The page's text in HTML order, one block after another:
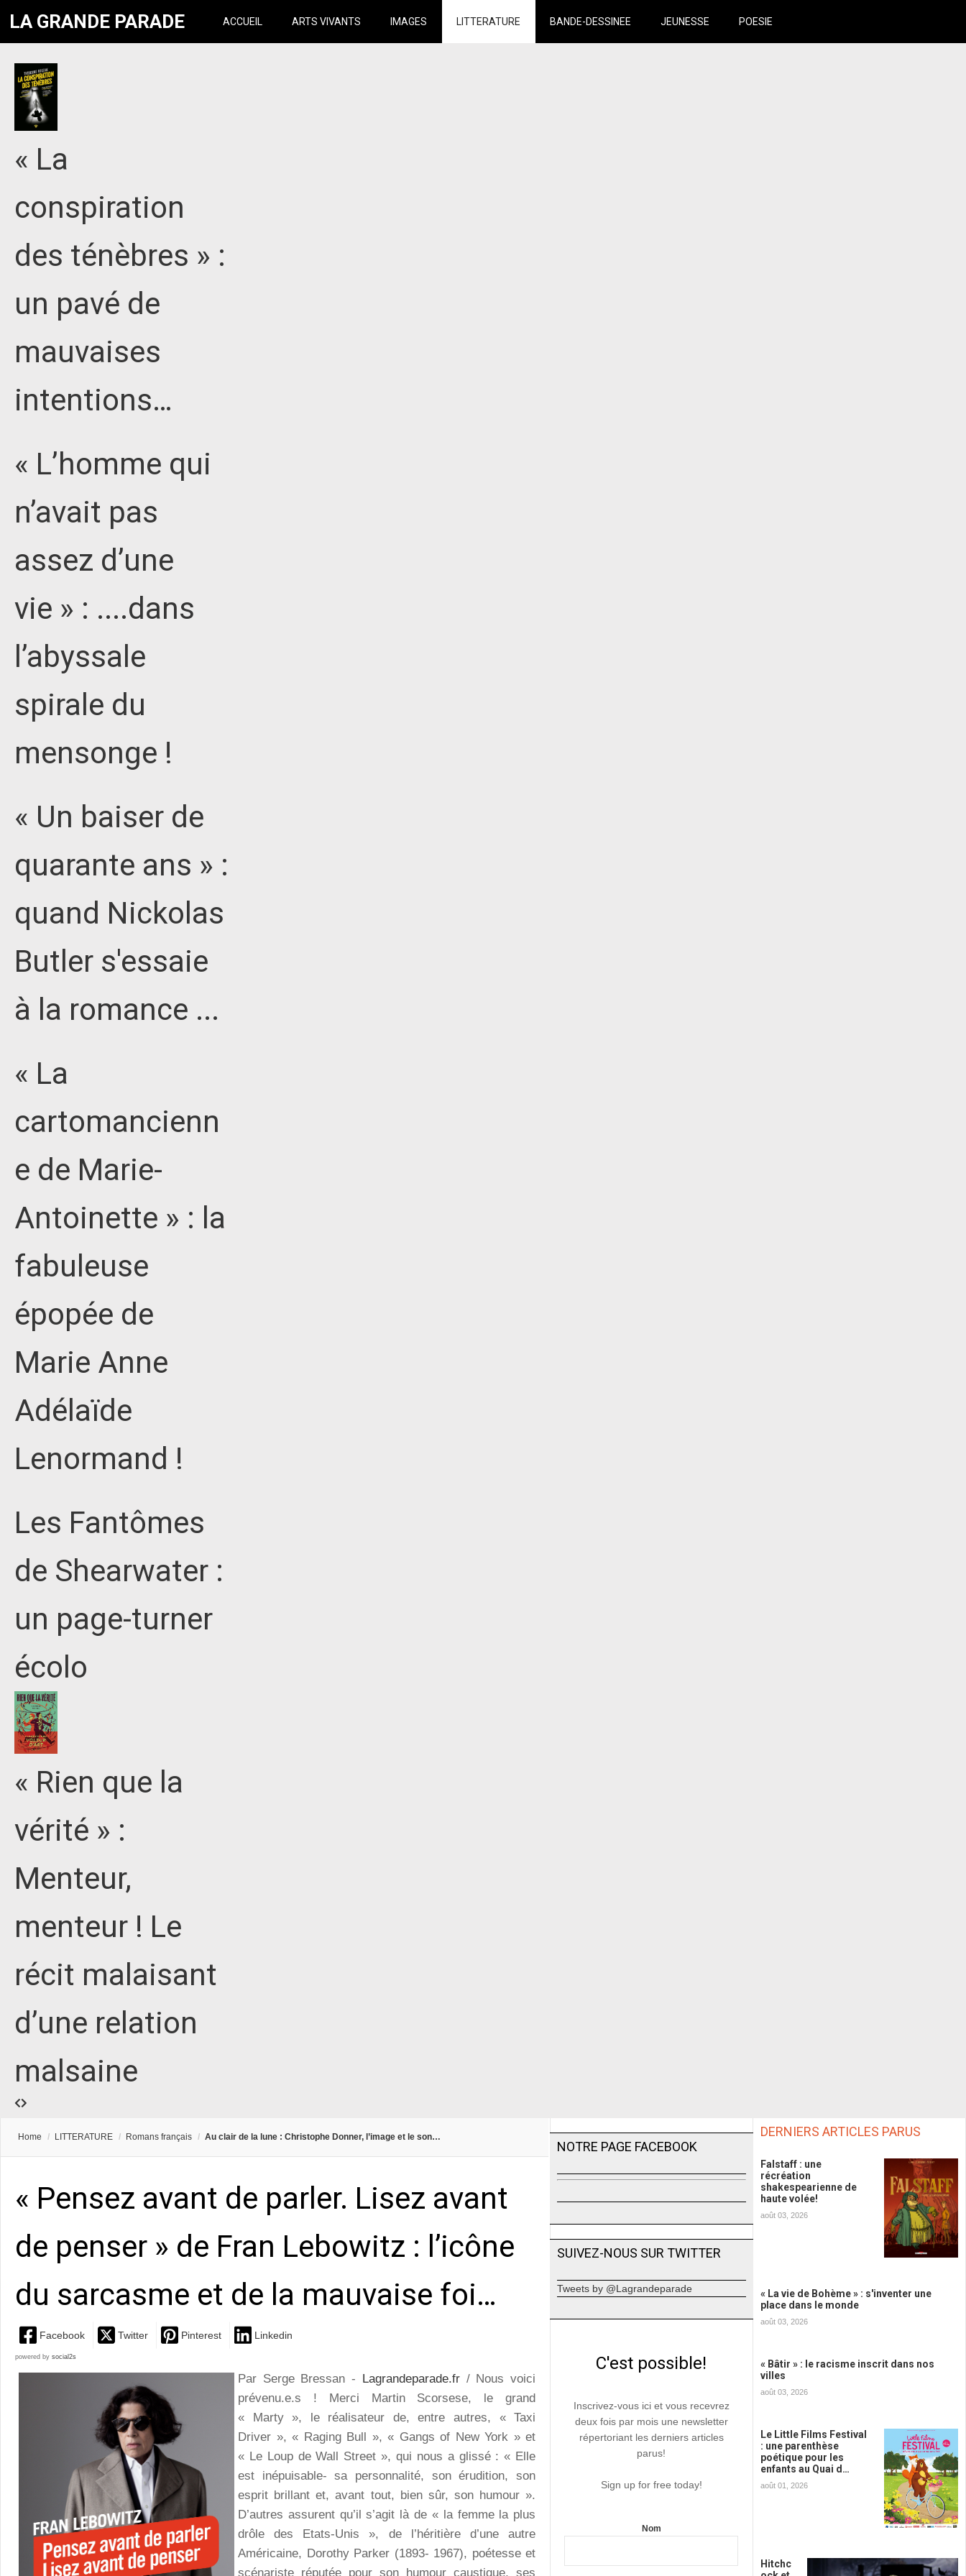
LA GRANDE PARADE ACCUEIL ARTS VIVANTS IMAGES LITTERATURE BANDE-DESSINEE JEUNESSE POESIE
« La
conspiration
des ténèbres » :
un pavé de
mauvaises
intentions…
« L’homme qui
n’avait pas
assez d’une
vie » : ....dans
l’abyssale
spirale du
mensonge !
« Un baiser de
quarante ans » :
quand Nickolas
Butler s'essaie
à la romance ...
« La
cartomancienn
e de Marie-
Antoinette » : la
fabuleuse
épopée de
Marie Anne
Adélaïde
Lenormand !
Les Fantômes
de Shearwater :
un page-turner
écolo
« Rien que la
vérité » :
Menteur,
menteur ! Le
récit malaisant
d’une relation
malsaine
Home / LITTERATURE / Romans français / Au clair de la lune : Christophe Donner, l’image et le son…
« Pensez avant de parler. Lisez avant
de penser » de Fran Lebowitz : l’icône
du sarcasme et de la mauvaise foi…
Facebook Twitter Pinterest Linkedin
powered by social2s
Par Serge Bressan - Lagrandeparade.fr / Nous voici
prévenu.e.s ! Merci Martin Scorsese, le grand
« Marty », le réalisateur de, entre autres, « Taxi
Driver », « Raging Bull », « Gangs of New York » et
« Le Loup de Wall Street », qui nous a glissé : « Elle
est inépuisable- sa personnalité, son érudition, son
esprit brillant et, avant tout, bien sûr, son humour ».
D’autres assurent qu’il s’agit là de « la femme la plus
drôle des Etats-Unis », de l’héritière d’une autre
Américaine, Dorothy Parker (1893- 1967), poétesse et
scénariste réputée pour son humour caustique, ses
NOTRE PAGE FACEBOOK
SUIVEZ-NOUS SUR TWITTER
Tweets by @Lagrandeparade
C'est possible!
Inscrivez-vous ici et vous recevrez
deux fois par mois une newsletter
répertoriant les derniers articles
parus!
Sign up for free today!
Nom
DERNIERS ARTICLES PARUS
Falstaff : une
récréation
shakespearienne de
haute volée!
août 03, 2026
« La vie de Bohème » : s'inventer une
place dans le monde
août 03, 2026
« Bâtir » : le racisme inscrit dans nos
villes
août 03, 2026
Le Little Films Festival
: une parenthèse
poétique pour les
enfants au Quai d…
août 01, 2026
Hitchc